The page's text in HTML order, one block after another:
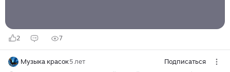
2 7
Музыка красок5 лет Подписаться